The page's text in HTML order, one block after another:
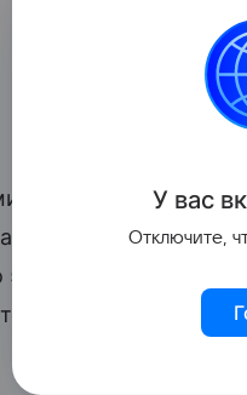
в мире с
большинство
Среди этих
У вас
Отключите,